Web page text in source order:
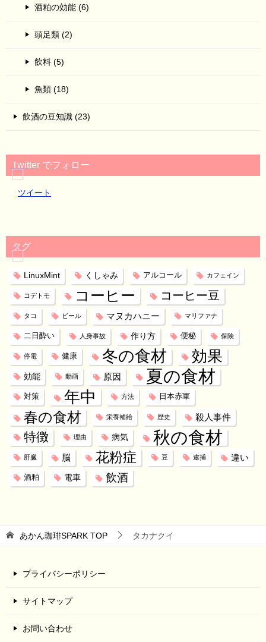
酒粕の効能 (6)
頭足類 (2)
飲料 (5)
魚類 (18)
飲酒の豆知識 (23)
Twitter でフォロー
ツイート
タグ
LinuxMint くしゃみ アルコール カフェイン
コデトモ コーヒー コーヒー豆
タコ ビール マヌカハニー マリファナ
二日酔い 人身事故 作り方 便秘 保険
停電 健康 冬の食材 効果
効能 動画 原因 夏の食材
対策 年中 方法 日本赤軍
春の食材 栄養補給 歴史 殺人事件
特徴 理由 病気 秋の食材
肝臓 脳 花粉症 豆 逮捕 違い
酒粕 電車 飲酒
あかん珈琲SPARK TOP タカナクイ
プライバシーポリシー
サイトマップ
お問い合わせ